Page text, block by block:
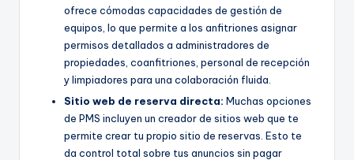
ofrece cómodas capacidades de gestión de
equipos, lo que permite a los anfitriones asignar
permisos detallados a administradores de
propiedades, coanfitriones, personal de recepción
y limpiadores para una colaboración fluida.
Sitio web de reserva directa: Muchas opciones
de PMS incluyen un creador de sitios web que te
permite crear tu propio sitio de reservas. Esto te
da control total sobre tus anuncios sin pagar